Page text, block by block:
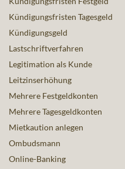
Kündigungsfristen Tagesgeld
Kündigungsgeld
Lastschriftverfahren
Legitimation als Kunde
Leitzinserhöhung
Mehrere Festgeldkonten
Mehrere Tagesgeldkonten
Mietkaution anlegen
Ombudsmann
Online-Banking